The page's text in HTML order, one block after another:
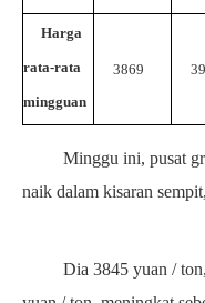
Harga
rata-rata
mingguan
3869
Minggu ini, pusat
naik dalam kisaran
Dia3845yuan /